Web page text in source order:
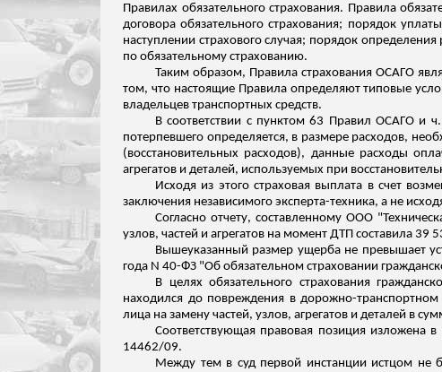
Правилах обязательного страхования. Правила
договора обязательного страхования; порядок
наступлении страхового случая; порядок
по обязательному страхованию.
Таким образом, Правила страхования ОСАГО
том, что настоящие Правила определяют типовые
владельцев транспортных средств.
В соответствии с пунктом 63 Правил ОСАГО и
потерпевшего определяется, в размере расходов,
(восстановительных расходов), данные расходы
агрегатов и деталей, используемых при
Исходя из этого страховая выплата в счет
заключения независимого эксперта-техника, а не
Согласно отчету, составленному ООО
узлов, частей и агрегатов на момент ДТП составила 39
Вышеуказанный размер ущерба не превышает
года N 40-ФЗ "Об обязательном страховании
В целях обязательного страхования
находился до повреждения в дорожно-
лица на замену частей, узлов, агрегатов и деталей в
Соответствующая правовая позиция изложена
14462/09.
Между тем в суд первой инстанции истцом не